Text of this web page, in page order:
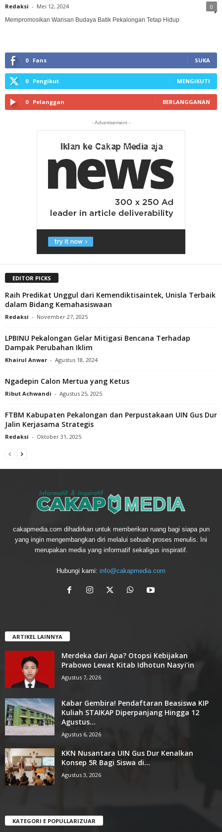
Redaksi - Mei 12, 2024 0
Mempromosikan Warisan Budaya Batik Pekalongan Tetap Hidup
0 Fans SUKA
0 Pengikut MENGIKUTI
0 Pelanggan BERLANGGANAN
- Advertisement -
EDITOR PICKS
Raih Predikat Unggul dari Kemendiktisaintek, Unisla Terbaik
dalam Bidang Kemahasiswaan
Redaksi - November 27, 2025
LPBINU Pekalongan Gelar Mitigasi Bencana Terhadap
Dampak Perubahan Iklim
Khairul Anwar - Agustus 18, 2024
Ngadepin Calon Mertua yang Ketus
Ribut Achwandi - Agustus 25, 2025
FTBM Kabupaten Pekalongan dan Perpustakaan UIN Gus Dur
Jalin Kerjasama Strategis
Redaksi - Oktober 31, 2025
cakapmedia.com dihadirkan untuk memberikan ruang bagi siapa pun
yang ingin mengembangkan diri melalui sebuah proses menulis. Ini
merupakan media yang informatif sekaligus inspiratif.
Hubungi kami: info@cakapmedia.com
ARTIKEL LAINNYA
Merdeka dari Apa? Otopsi Kebijakan
Prabowo Lewat Kitab Idhotun Nasyi’in
Agustus 7, 2026
Kabar Gembira! Pendaftaran Beasiswa KIP
Kuliah STAIKAP Diperpanjang Hingga 12
Agustus...
Agustus 6, 2026
KKN Nusantara UIN Gus Dur Kenalkan
Konsep 5R Bagi Siswa di...
Agustus 3, 2026
KATEGORI E POPULLARIZUAR